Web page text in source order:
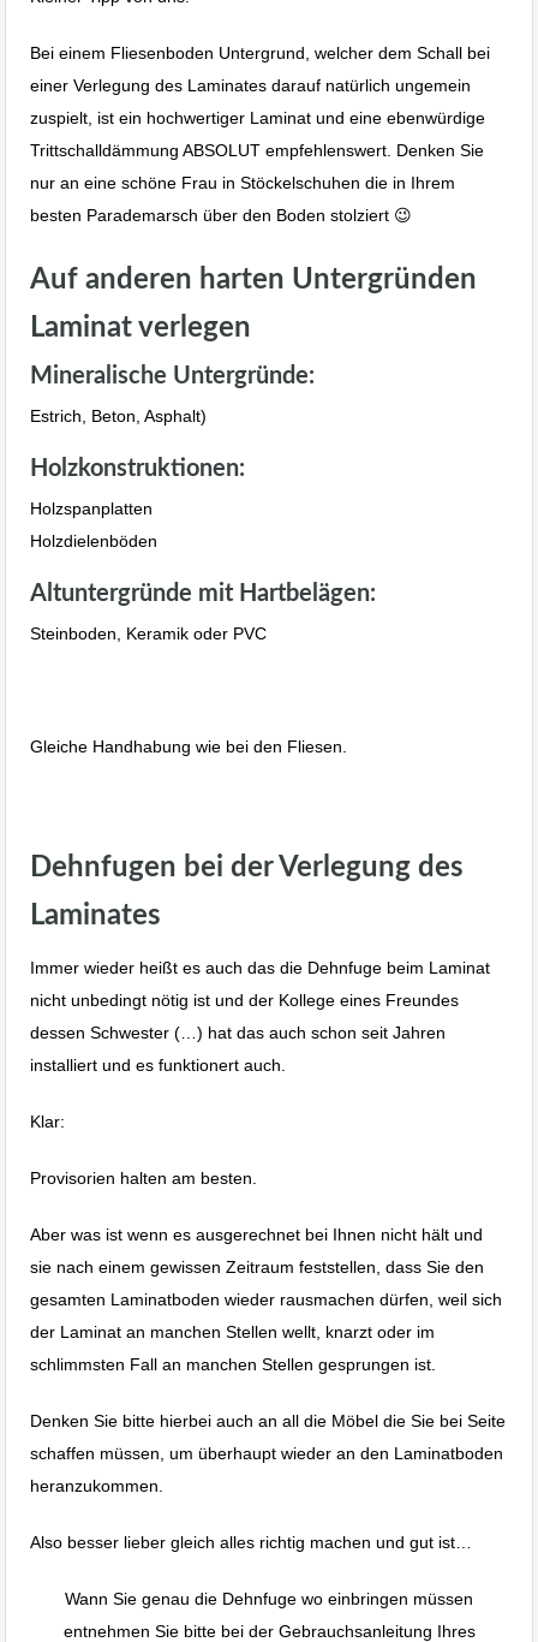
Bei einem Fliesenboden Untergrund, welcher dem Schall bei
einer Verlegung des Laminates darauf natürlich ungemein
zuspielt, ist ein hochwertiger Laminat und eine ebenwürdige
Trittschalldämmung ABSOLUT empfehlenswert. Denken Sie
nur an eine schöne Frau in Stöckelschuhen die in Ihrem
besten Parademarsch über den Boden stolziert 😉
Auf anderen harten Untergründen
Laminat verlegen
Mineralische Untergründe:
Estrich, Beton, Asphalt)
Holzkonstruktionen:
Holzspanplatten
Holzdielenböden
Altuntergründe mit Hartbelägen:
Steinboden, Keramik oder PVC
Gleiche Handhabung wie bei den Fliesen.
Dehnfugen bei der Verlegung des
Laminates
Immer wieder heißt es auch das die Dehnfuge beim Laminat
nicht unbedingt nötig ist und der Kollege eines Freundes
dessen Schwester (…) hat das auch schon seit Jahren
installiert und es funktionert auch.
Klar:
Provisorien halten am besten.
Aber was ist wenn es ausgerechnet bei Ihnen nicht hält und
sie nach einem gewissen Zeitraum feststellen, dass Sie den
gesamten Laminatboden wieder rausmachen dürfen, weil sich
der Laminat an manchen Stellen wellt, knarzt oder im
schlimmsten Fall an manchen Stellen gesprungen ist.
Denken Sie bitte hierbei auch an all die Möbel die Sie bei Seite
schaffen müssen, um überhaupt wieder an den Laminatboden
heranzukommen.
Also besser lieber gleich alles richtig machen und gut ist…
Wann Sie genau die Dehnfuge wo einbringen müssen
entnehmen Sie bitte bei der Gebrauchsanleitung Ihres